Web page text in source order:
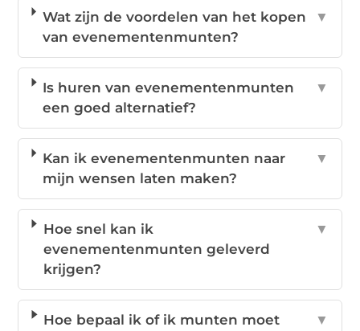
Wat zijn de voordelen van het kopen
van evenementenmunten?
▼
Is huren van evenementenmunten
een goed alternatief?
▼
Kan ik evenementenmunten naar
mijn wensen laten maken?
▼
Hoe snel kan ik
evenementenmunten geleverd
krijgen?
▼
Hoe bepaal ik of ik munten moet
▼